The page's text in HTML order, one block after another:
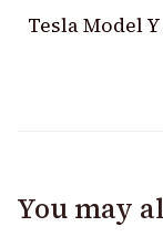
Tesla Model
You may